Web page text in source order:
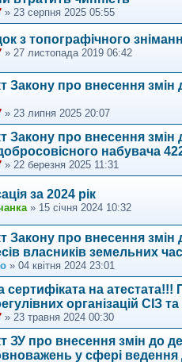
» 23 серпня 2025 05:55
з топографічного
» 27 листопада 2019 06:42
Закону про внесення
» 23 липня 2025 20:07
Закону про внесення
набувача
» 22 березня 2025 11:31
за 2024 рік
» 15 січня 2024 10:32
Закону про внесення змін
власників земельних
» 04 квітня 2024 23:01
сертифіката на
організацій СІЗ та
» 23 травня 2024 00:30
ЗУ про внесення змін до
у сфері